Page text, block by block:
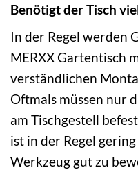
Benötigt der Tisch
In der Regel werden
MERXX Gartentisch
verständlichen
Oftmals müssen nur
am Tischgestell
ist in der Regel
Werkzeug gut zu